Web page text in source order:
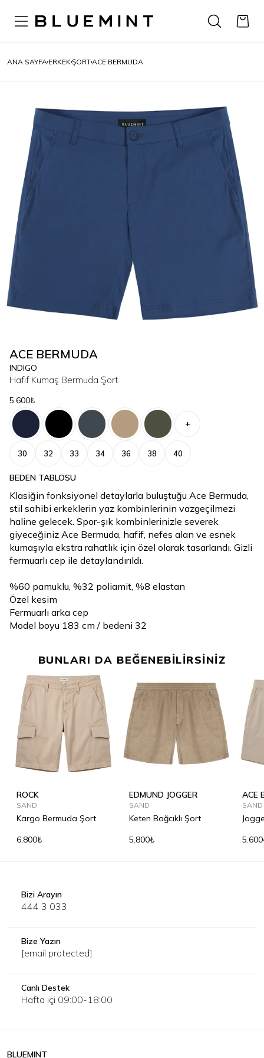
ANA SAYFA ERKEKŞORTACE BERMUDA
ACE BERMUDA
INDIGO
Hafif Kumaş Bermuda Şort
5.600₺
+
30 32 33 34 36 38 40
BEDEN TABLOSU
Klasiğin fonksiyonel detaylarla buluştuğu Ace Bermuda,
stil sahibi erkeklerin yaz kombinlerinin vazgeçilmezi
haline gelecek. Spor-şık kombinlerinizle severek
giyeceğiniz Ace Bermuda, hafif, nefes alan ve esnek
kumaşıyla ekstra rahatlık için özel olarak tasarlandı. Gizli
fermuarlı cep ile detaylandırıldı.
%60 pamuklu, %32 poliamit, %8 elastan
Özel kesim
Fermuarlı arka cep
Model boyu 183 cm / bedeni 32
BUNLARI DA BEĞENEBİLİRSİNİZ
ROCK
SAND
Kargo Bermuda Şort
6.800₺
EDMUND JOGGER
SAND
Keten Bağcıklı Şort
5.800₺
ACE
SAND
Bizi Arayın
444 3 033
Bize Yazın
[email protected]
Canlı Destek
Hafta içi 09:00-18:00
BLUEMINT